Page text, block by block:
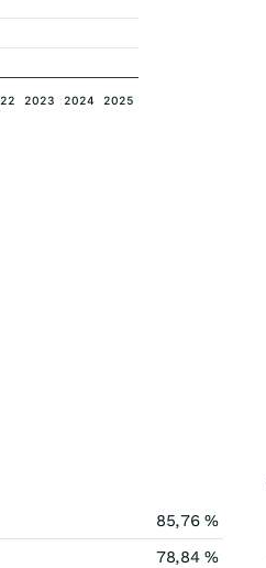
2023 2024 2025
85,76 %
78,84 %